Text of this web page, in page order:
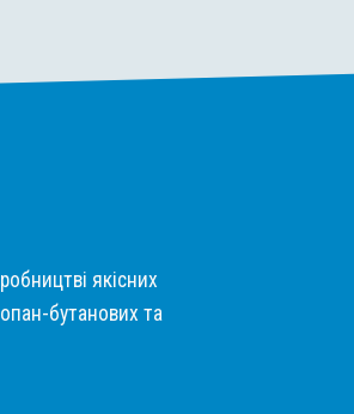
якісних
бутанових та